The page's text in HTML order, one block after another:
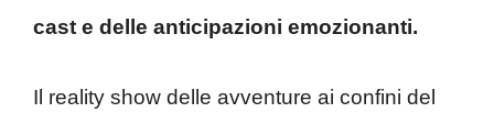
cast e delle anticipazioni emozionanti.
Il reality show delle avventure ai confini del